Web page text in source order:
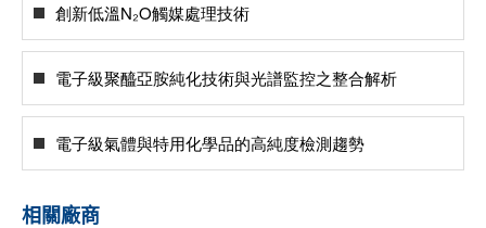
創新低溫N₂O觸媒處理技術
電子級聚醯亞胺純化技術與光譜監控之整合解析
電子級氣體與特用化學品的高純度檢測趨勢
相關廠商